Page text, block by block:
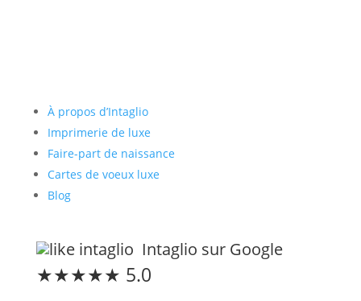
À propos d’Intaglio
Imprimerie de luxe
Faire-part de naissance
Cartes de voeux luxe
Blog
Intaglio sur Google
★★★★★ 5.0